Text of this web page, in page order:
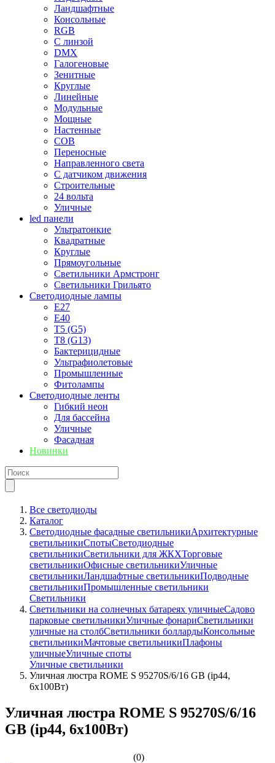
Ландшафтные
Консольные
RGB
С линзой
DMX
Галогеновые
Зенитные
Круглые
Линейные
Модульные
Мощные
Настенные
COB
Переносные
Направленного света
С датчиком движения
Строительные
24 вольта
Уличные
led панели
Ультратонкие
Квадратные
Круглые
Прямоугольные
Светильники Армстронг
Светильники Грильято
Светодиодные лампы
E27
Е40
T5 (G5)
T8 (G13)
Бактерицидные
Ультрафиолетовые
Промышленные
Фитолампы
Светодиодные ленты
Гибкий неон
Для бассейна
Уличные
Фасадная
Новинки
Все светодиоды
Каталог
Светодиодные фасадные светильникиАрхитектурные
светильникиСпотыСветодиодные
светильникиСветильники для ЖКХТорговые
светильникиОфисные светильникиУличные
светильникиЛандшафтные светильникиПодводные
светильникиПромышленные светильники
Светильники
Светильники на солнечных батареях уличныеСадово
парковые светильникиУличные фонариСветильники
уличные на столбСветильники боллардыКонсольные
светильникиМачтовые светильникиПлафоны
уличныеУличные споты
Уличные светильники
Уличная люстра ROME S 95270S/6/16 GB (ip44,
6x100Вт)
Уличная люстра ROME S 95270S/6/16
GB (ip44, 6x100Вт)
(0)